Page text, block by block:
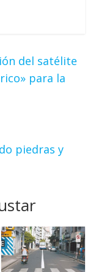
del satélite
para la
piedras y